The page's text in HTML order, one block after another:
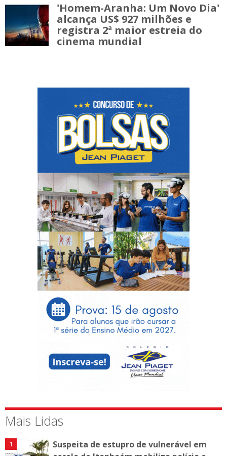
'Homem-Aranha: Um Novo Dia'
alcança US$ 927 milhões e
registra 2ª maior estreia do
cinema mundial
Mais Lidas
Suspeita de estupro de vulnerável em